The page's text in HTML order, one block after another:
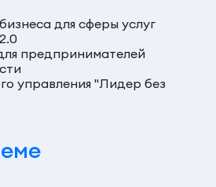
для сферы услуг
предпринимателей
управления "Лидер без